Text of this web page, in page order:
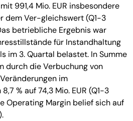
991,4 Mio. EUR insbesondere
dem Ver-gleichswert (Q1-3
betriebliche Ergebnis war
für Instandhaltung
im 3. Quartal belastet. In Summe
durch die Verbuchung von
im
% auf 74,3 Mio. EUR (Q1-3
Operating Margin belief sich auf